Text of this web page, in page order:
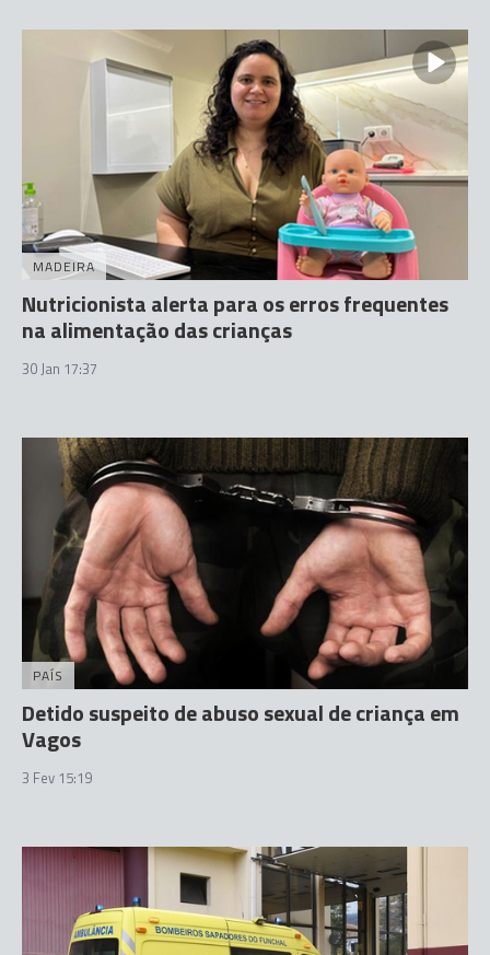
MADEIRA
Nutricionista alerta para os erros frequentes
na alimentação das crianças
30 Jan 17:37
PAÍS
Detido suspeito de abuso sexual de criança em
Vagos
3 Fev 15:19